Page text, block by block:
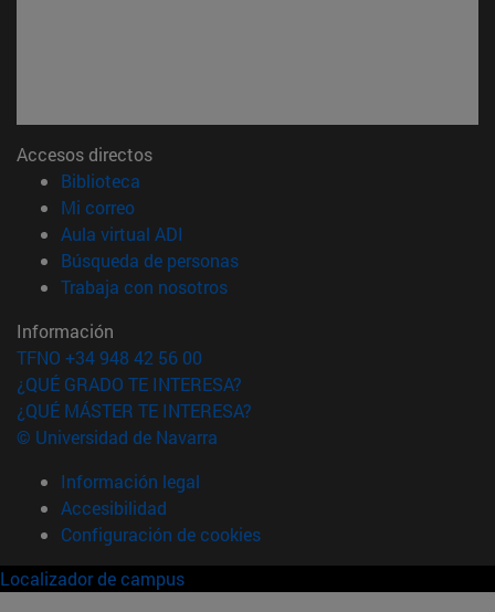
Accesos directos
Biblioteca
Mi correo(abre en nueva ventana)
Aula virtual ADI
Búsqueda de personas(abre en nueva ventana)
Trabaja con nosotros(abre en nueva ventana)
Información
TFNO +34 948 42 56 00
¿QUÉ GRADO TE INTERESA?
¿QUÉ MÁSTER TE INTERESA?
© Universidad de Navarra
Información legal
Accesibilidad
Configuración de cookies
Localizador de campus